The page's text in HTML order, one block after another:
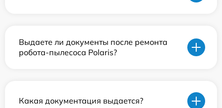
Выдаете ли документы после ремонта
робота-пылесоса Polaris?
Какая документация выдается?